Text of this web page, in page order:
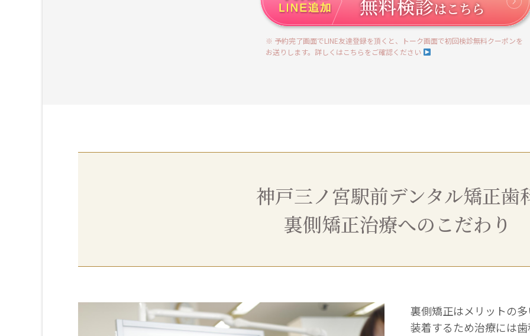
※ 予約完了画面でLINE友達登録を頂くと、トーク画面で初回検診無料クーポンを
お送りします。詳しくはこちらをご確認ください
神戸三ノ宮駅前デンタル矯正歯
裏側矯正治療へのこだわり
裏側矯正はメリットの
装着するため治療には